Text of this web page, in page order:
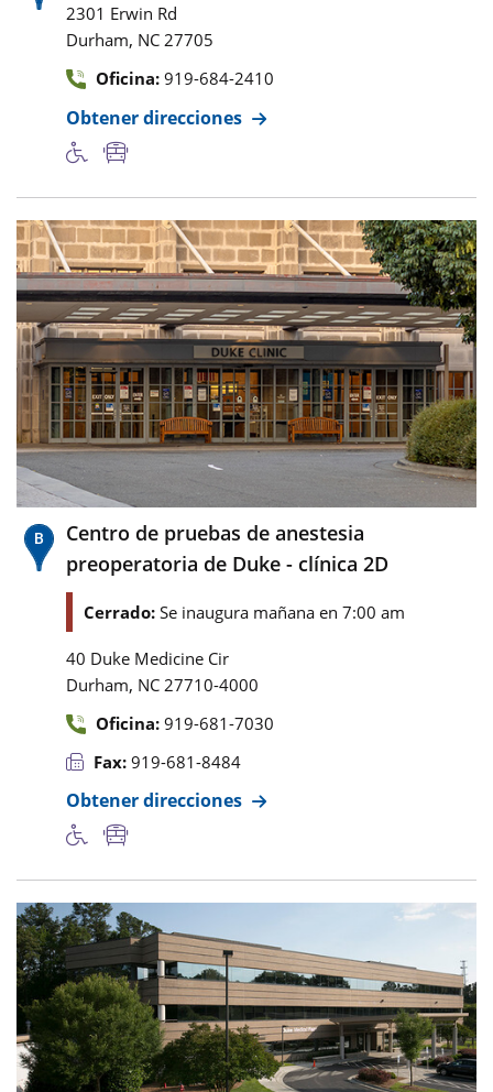
2301 Erwin Rd
Durham, NC 27705
Oficina: 919-684-2410
Obtener direcciones
Centro de pruebas de anestesia
preoperatoria de Duke - clínica 2D
Cerrado: Se inaugura mañana en 7:00 am
40 Duke Medicine Cir
Durham, NC 27710-4000
Oficina: 919-681-7030
Fax: 919-681-8484
Obtener direcciones